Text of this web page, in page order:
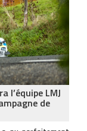
l’équipe LMJ
de